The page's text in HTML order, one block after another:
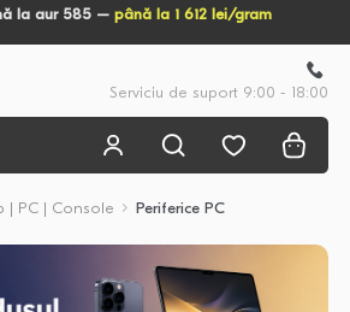
la aur 585 – până la 1 612 lei/gram
Serviciu de suport 9:00 - 18:00
| PC | Console Periferice PC